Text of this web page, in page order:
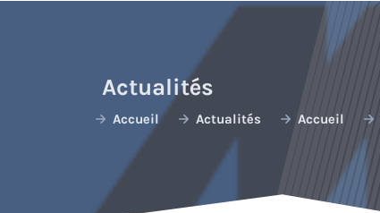
Actualités
Accueil Actualités Accueil